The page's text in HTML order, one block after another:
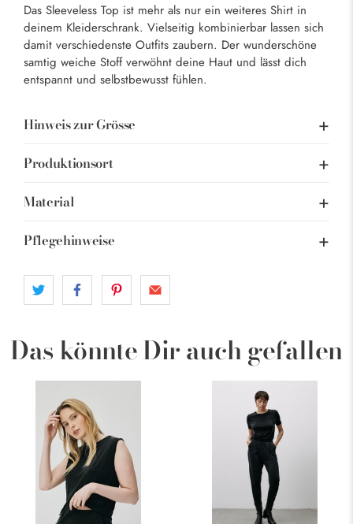
Das Sleeveless Top ist mehr als nur ein weiteres Shirt in
deinem Kleiderschrank. Vielseitig kombinierbar lassen sich
damit verschiedenste Outfits zaubern. Der wunderschöne
samtig weiche Stoff verwöhnt deine Haut und lässt dich
entspannt und selbstbewusst fühlen.
Hinweis zur Grösse
Produktionsort
Material
Pflegehinweise
Das könnte Dir auch gefallen